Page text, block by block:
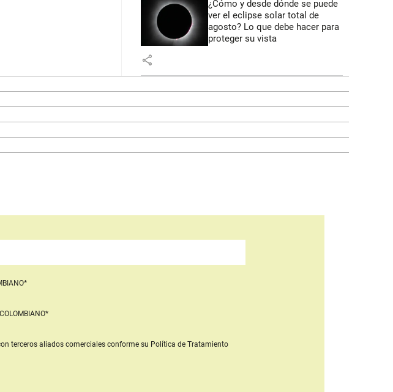
¿Cómo y desde dónde se puede
ver el eclipse solar total de
agosto? Lo que debe hacer para
proteger su vista
share
terceros aliados comercialesconforme su Política de Tratamiento